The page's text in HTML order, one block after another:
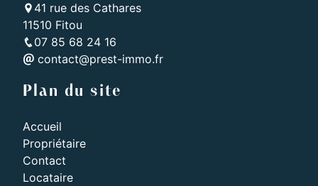
41 rue des Cathares
11510 Fitou
07 85 68 24 16
contact@prest-immo.fr
Plan du site
Accueil
Propriétaire
Contact
Locataire